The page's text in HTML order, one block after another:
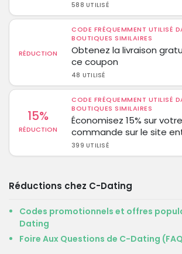
588 UTILISÉ
RÉDUCTION
CODE FRÉQUEMMENT UTILISÉ
BOUTIQUES SIMILAIRES
Obtenez la livraison
ce coupon
48 UTILISÉ
15%
RÉDUCTION
CODE FRÉQUEMMENT UTILISÉ
BOUTIQUES SIMILAIRES
Économisez 15% sur votre
commande sur le site
399 UTILISÉ
Réductions chez C-Dating
Codes promotionnels et offres
Dating
Foire Aux Questions de C-Dating